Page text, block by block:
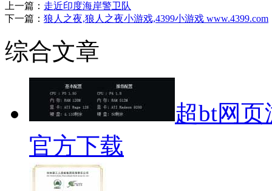
上一篇： 走近印度海岸警卫队
下一篇： 狼人之夜,狼人之夜小游戏,4399小游戏 www.4399.com
综合文章
超bt网
官方下载